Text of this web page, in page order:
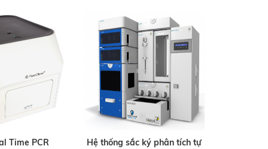
Time PCR
Hệ thống sắc ký phân tích tự